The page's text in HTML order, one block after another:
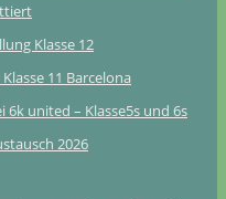
Klasse 12
11 Barcelona
6k united – Klasse5s und 6s
2026